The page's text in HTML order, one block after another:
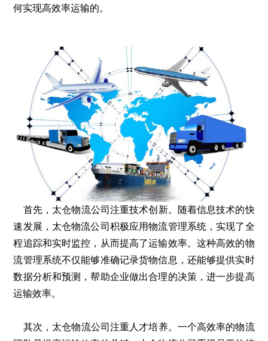
何实现高效率运输的。
首先，太仓物流公司注重技术创新。随着信息技术的快
速发展，太仓物流公司积极应用物流管理系统，实现了全
程追踪和实时监控，从而提高了运输效率。这种高效的物
流管理系统不仅能够准确记录货物信息，还能够提供实时
数据分析和预测，帮助企业做出合理的决策，进一步提高
运输效率。
其次，太仓物流公司注重人才培养。一个高效率的物流